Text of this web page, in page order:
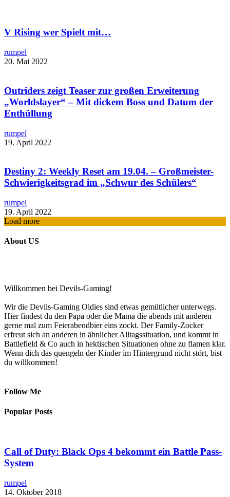
V Rising wer Spielt mit…
rumpel
20. Mai 2022
Outriders zeigt Teaser zur großen Erweiterung
„Worldslayer“ – Mit dickem Boss und Datum der
Enthüllung
rumpel
19. April 2022
Destiny 2: Weekly Reset am 19.04. – Großmeister-
Schwierigkeitsgrad im „Schwur des Schülers“
rumpel
19. April 2022
Load more
About US
Willkommen bei Devils-Gaming!
Wir die Devils-Gaming Oldies sind etwas gemütlicher unterwegs.
Hier findest du den Papa oder die Mama die abends mit anderen
gerne mal zum Feierabendbier eins zockt. Der Family-Zocker
erfreut sich an anderen in ähnlicher Alltagssituation, und kommt in
Battlefield & Co auch in hektischen Situationen ohne zu flamen klar.
Wenn dich das quengeln der Kinder im Hintergrund nicht stört, bist
du willkommen!
Follow Me
Popular Posts
Call of Duty: Black Ops 4 bekommt ein Battle Pass-
System
rumpel
14. Oktober 2018